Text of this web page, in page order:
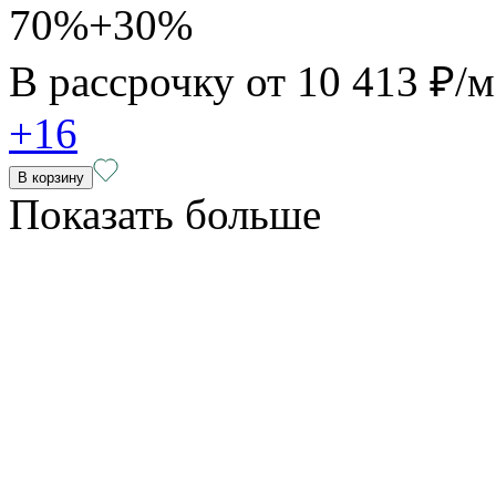
70%+30%
В рассрочку от 10 413 ₽/
+16
В корзину
Показать больше